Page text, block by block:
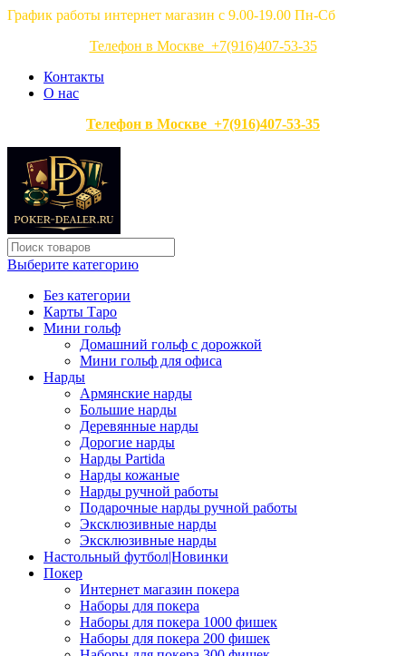
График работы интернет магазин с 9.00-19.00 Пн-Сб
Телефон в Москве +7(916)407-53-35
Контакты
О нас
Телефон в Москве +7(916)407-53-35
Выберите категорию
Без категории
Карты Таро
Мини гольф
Домашний гольф с дорожкой
Мини гольф для офиса
Нарды
Армянские нарды
Большие нарды
Деревянные нарды
Дорогие нарды
Нарды Partida
Нарды кожаные
Нарды ручной работы
Подарочные нарды ручной работы
Эксклюзивные нарды
Эксклюзивные нарды
Настольный футбол|Новинки
Покер
Интернет магазин покера
Наборы для покера
Наборы для покера 1000 фишек
Наборы для покера 200 фишек